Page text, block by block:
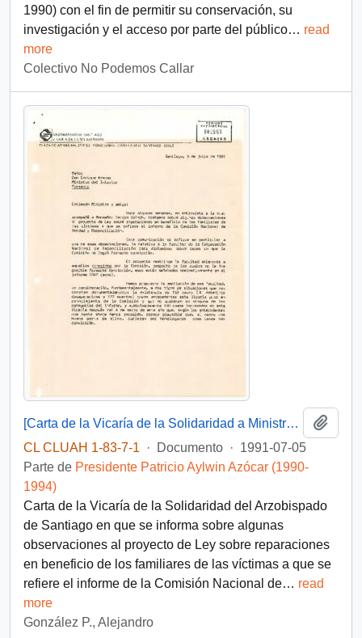
1990) con el fin de permitir su conservación, su
investigación y el acceso por parte del público… read
more
Colectivo No Podemos Callar
[Carta de la Vicaría de la Solidaridad a Ministro Enrique Krauss]
CL CLUAH 1-83-7-1
· Documento · 1991-07-05
Parte de Presidente Patricio Aylwin Azócar (1990-
1994)
Carta de la Vicaría de la Solidaridad del Arzobispado
de Santiago en que se informa sobre algunas
observaciones al proyecto de Ley sobre reparaciones
en beneficio de los familiares de las víctimas a que se
refiere el informe de la Comisión Nacional de… read
more
González P., Alejandro